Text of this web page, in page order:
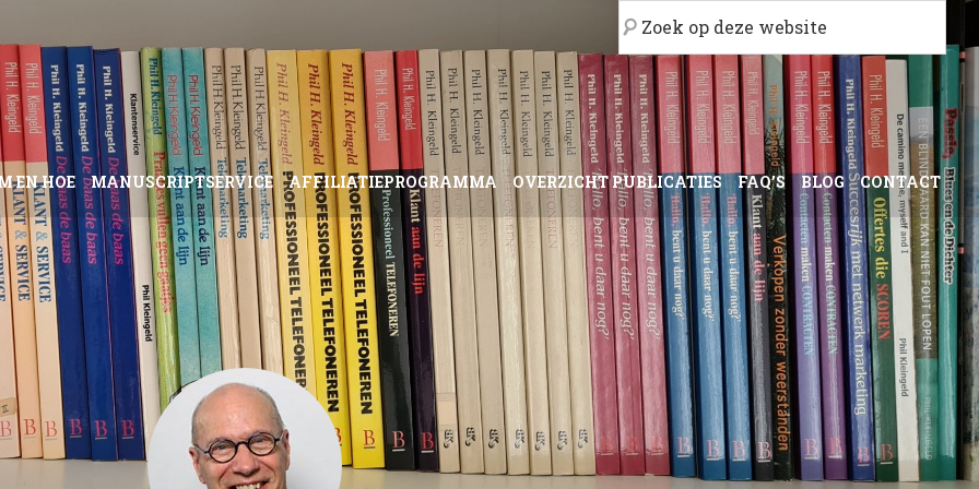
Zoek
op
deze
website
EN HOE MANUSCRIPTSERVICE AFFILIATIEPROGRAMMA OVERZICHT PUBLICATIES FAQ’S BLOG CONTACT